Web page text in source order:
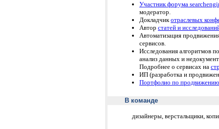
Участник форума
модератор.
Докладчикотраслевых
Автор статей и
Автоматизация
сервисов.
Исследования алгоритмов
анализ данных и
Подробнее о сервисах на
ИП (разработка и
Портфолио по продвижению
В команде
дизайнеры, верстальщики,